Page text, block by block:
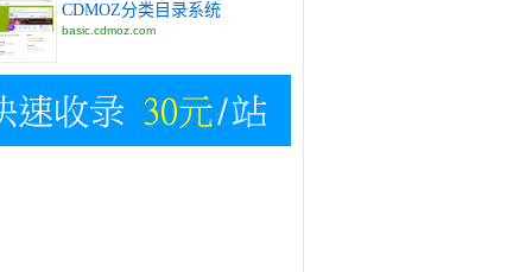
CDMOZ分类目录系统
basic.cdmoz.com